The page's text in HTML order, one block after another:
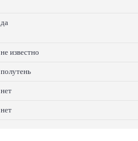
да
не известно
полутень
нет
нет